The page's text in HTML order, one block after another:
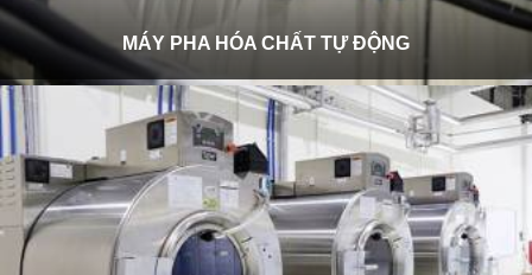
MÁY PHA HÓA CHẤT TỰ ĐỘNG